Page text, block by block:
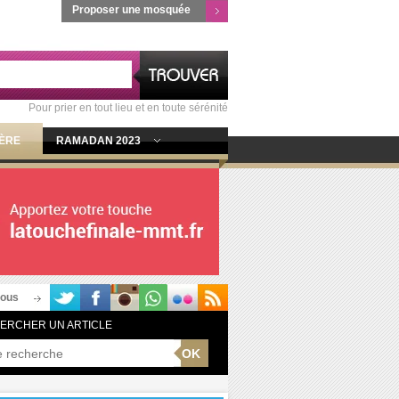
Pour prier en tout lieu et en toute sérénité
Proposer une mosquée
RAMADAN 2023
UN ARTICLE